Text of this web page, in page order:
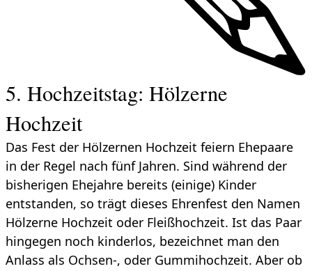
5. Hochzeitstag: Hölzerne
Hochzeit
Das Fest der Hölzernen Hochzeit feiern Ehepaare
in der Regel nach fünf Jahren. Sind während der
bisherigen Ehejahre bereits (einige) Kinder
entstanden, so trägt dieses Ehrenfest den Namen
Hölzerne Hochzeit oder Fleißhochzeit. Ist das Paar
hingegen noch kinderlos, bezeichnet man den
Anlass als Ochsen-, oder Gummihochzeit. Aber ob